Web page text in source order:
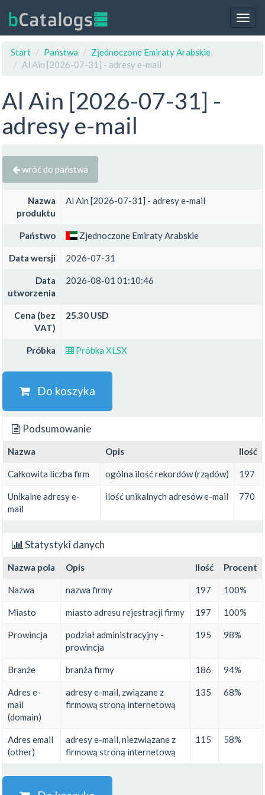
Start
Państwa
Zjednoczone Emiraty Arabskie
Al Ain [2026-07-31] - adresy e-mail
Al Ain [2026-07-31] -
adresy e-mail
wróć do państwa
Nazwa
produktu
Al Ain [2026-07-31] - adresy e-mail
Państwo Zjednoczone Emiraty Arabskie
Data wersji 2026-07-31
Data
utworzenia
2026-08-01 01:10:46
Cena (bez
VAT)
25.30 USD
Próbka Próbka XLSX
Do koszyka
Podsumowanie
Nazwa Opis Ilość
Całkowita liczba firm ogólna ilość rekordów (rządów) 197
Unikalne adresy e-
mail
ilość unikalnych adresów e-mail 770
Statystyki danych
Nazwa pola Opis Ilość Procent
Nazwa nazwa firmy 197 100%
Miasto miasto adresu rejestracji firmy 197 100%
Prowincja
podział administracyjny -
prowincja
195 98%
Branże branża firmy 186 94%
Adres e-
mail
(domain)
adresy e-mail, związane z
firmową stroną internetową
135 68%
Adres email
(other)
adresy e-mail, niezwiązane z
firmową stroną internetową
115 58%